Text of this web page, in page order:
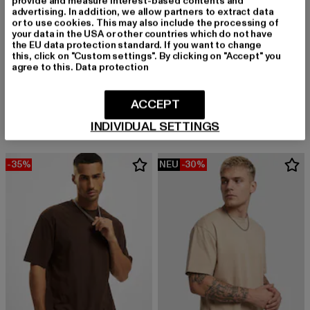
Derzeitiger Preis: 11,69 EURAktionspreis: 14,99 EUR
Tall Tee
12,99 EUR
Derzeitiger Preis: 12,99 EUR
-35% NEU -30%
advertising. In addition, we allow partners to extract data
or to use cookies. This may also include the processing of
your data in the USA or other countries which do not have
the EU data protection standard. If you want to change
this, click on "Custom settings". By clicking on "Accept" you
agree to this. Data protection
INDIVIDUAL SETTINGS
ACCEPT